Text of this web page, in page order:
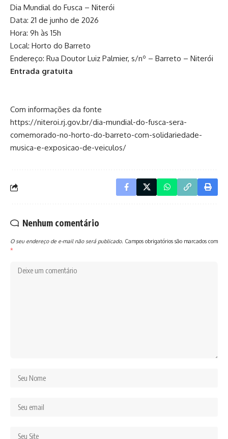
Dia Mundial do Fusca – Niterói
Data: 21 de junho de 2026
Hora: 9h às 15h
Local: Horto do Barreto
Endereço: Rua Doutor Luiz Palmier, s/nº – Barreto – Niterói
Entrada gratuita
Com informações da fonte
https://niteroi.rj.gov.br/dia-mundial-do-fusca-sera-
comemorado-no-horto-do-barreto-com-solidariedade-
musica-e-exposicao-de-veiculos/
Nenhum comentário
O seu endereço de e-mail não será publicado. Campos obrigatórios são marcados com
*